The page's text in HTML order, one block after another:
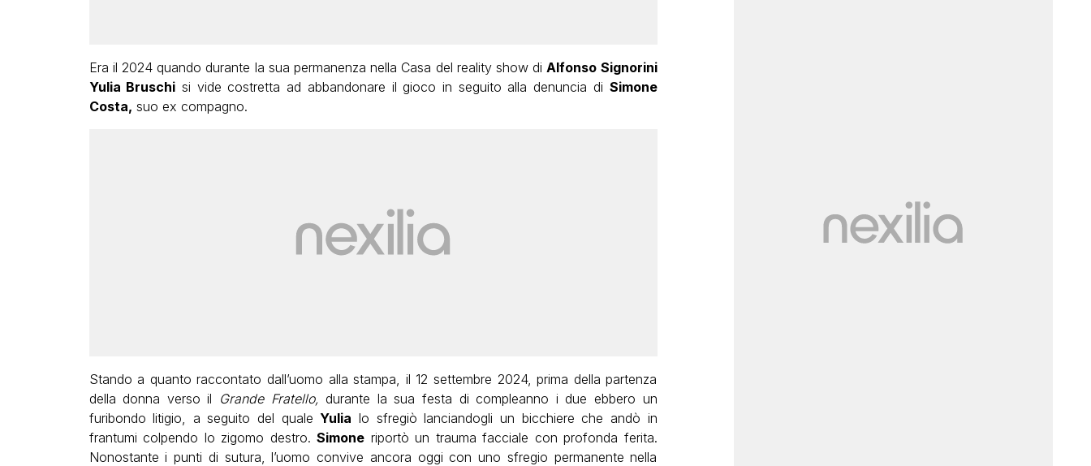
Era il 2024 quando durante la sua permanenza nella Casa del reality show di Alfonso Signorini
Yulia Bruschi si vide costretta ad abbandonare il gioco in seguito alla denuncia di Simone
Costa, suo ex compagno.
Stando a quanto raccontato dall’uomo alla stampa, il 12 settembre 2024, prima della partenza
della donna verso il Grande Fratello, durante la sua festa di compleanno i due ebbero un
furibondo litigio, a seguito del quale Yulia lo sfregiò lanciandogli un bicchiere che andò in
frantumi colpendo lo zigomo destro. Simone riportò un trauma facciale con profonda ferita.
Nonostante i punti di sutura, l’uomo convive ancora oggi con uno sfregio permanente nella